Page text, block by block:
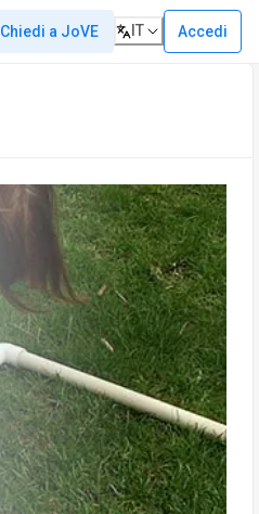
Chiedi a JoVE IT Accedi